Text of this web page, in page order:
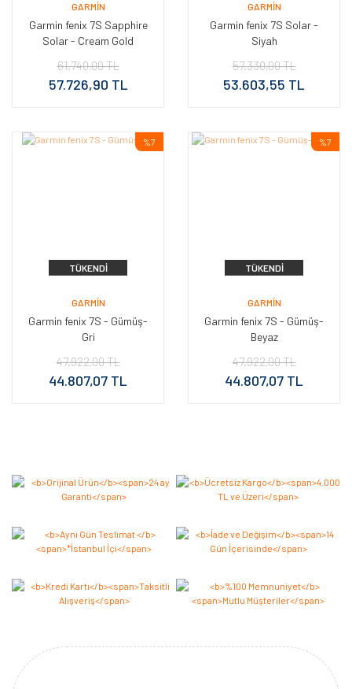
GARMIN
Garmin fenix 7S Sapphire
Solar - Cream Gold
61.740,00 TL
57.726,90 TL
GARMIN
Garmin fenix 7S Solar -
Siyah
57.330,00 TL
53.603,55 TL
TÜKENDI
GARMIN
Garmin fenix 7S - Gümüş-
Gri
%7
47.922,00 TL
44.807,07 TL
TÜKENDI
GARMIN
Garmin fenix 7S - Gümüş-
Beyaz
%7
47.922,00 TL
44.807,07 TL